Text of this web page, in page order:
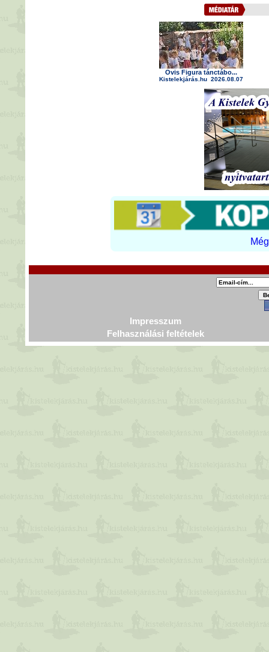
Ovis Figura tánctábo...
Kistelekjárás.hu 2026.08.07
Impresszum
Felhasználási feltételek